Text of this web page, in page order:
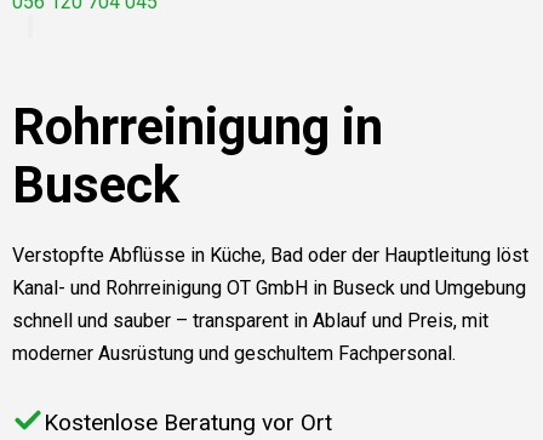
Rohrreinigung in
Buseck
Verstopfte Abflüsse in Küche, Bad oder der Hauptleitung löst
Kanal- und Rohrreinigung OT GmbH in Buseck und Umgebung
schnell und sauber – transparent in Ablauf und Preis, mit
moderner Ausrüstung und geschultem Fachpersonal.
Kostenlose Beratung vor Ort